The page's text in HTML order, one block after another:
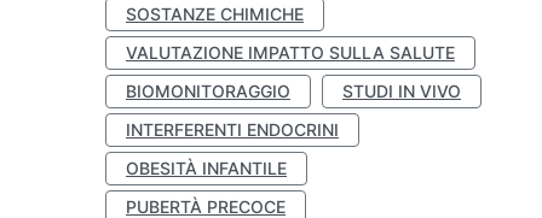
SOSTANZE CHIMICHE
VALUTAZIONE IMPATTO SULLA SALUTE
BIOMONITORAGGIO
STUDI IN VIVO
INTERFERENTI ENDOCRINI
OBESITÀ INFANTILE
PUBERTÀ PRECOCE